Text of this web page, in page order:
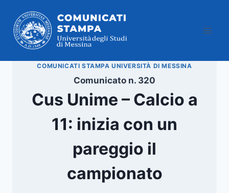
contenuto
COMUNICATI STAMPA UNIVERSITÀ DI MESSINA
Comunicato n. 320
Cus Unime – Calcio a
11: inizia con un
pareggio il
campionato